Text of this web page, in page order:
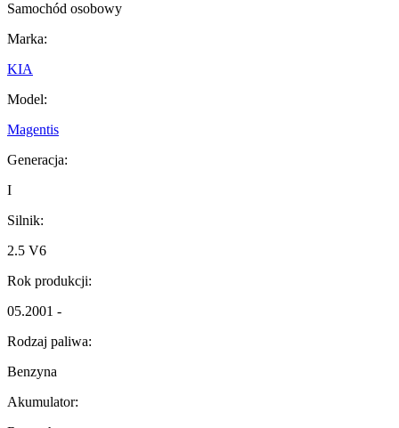
Samochód osobowy
Marka:
KIA
Model:
Magentis
Generacja:
I
Silnik:
2.5 V6
Rok produkcji:
05.2001 -
Rodzaj paliwa:
Benzyna
Akumulator: